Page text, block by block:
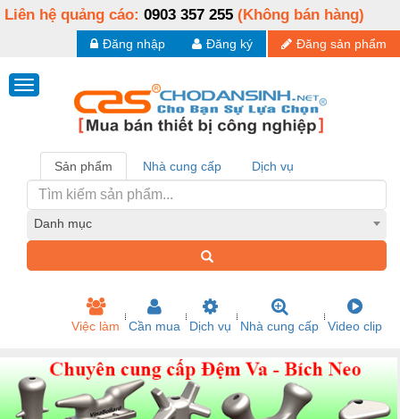
Liên hệ quảng cáo: 0903 357 255 (Không bán hàng)
Đăng sản phẩm
Đăng ký
Đăng nhập
Sản phẩm Nhà cung cấp Dịch vụ
Danh mục
Việc làm Cần mua Dịch vụ Nhà cung cấp Video clip